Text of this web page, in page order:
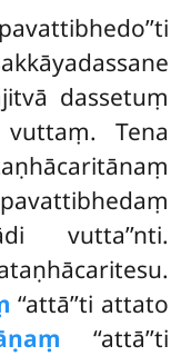
dassetuṃ
Tena
vutta’’nti.
‘‘attā’’ti attato
‘‘attā’’ti